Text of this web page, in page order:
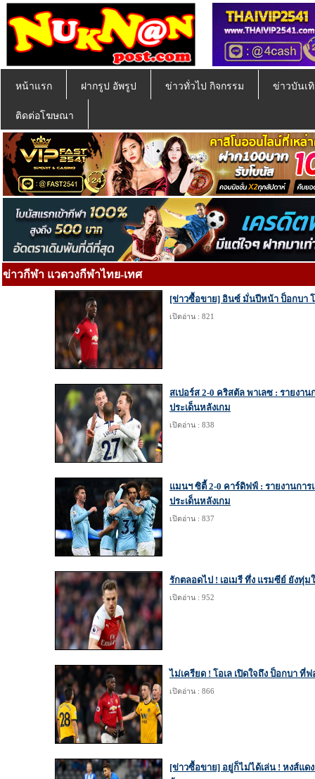
หน้าแรก ฝากรูป อัพรูป ข่าวทั่วไป กิจกรรม ข่าวบันเ
ติดต่อโฆษณา
ข่าวกีฬา แวดวงกีฬาไทย-เทศ
[ข่าวซื้อขาย] อินซ์ มั่นปีหน้า ป็อกบา
เปิดอ่าน : 821
สเปอร์ส 2-0 คริสตัล พาเลซ : รายงา
ประเด็นหลังเกม
เปิดอ่าน : 838
แมนฯ ซิตี้ 2-0 คาร์ดิฟฟ์ : รายงานการ
ประเด็นหลังเกม
เปิดอ่าน : 837
รักตลอดไป ! เอเมรี ทึ่ง แรมซีย์ ยังทุ่
เปิดอ่าน : 952
ไม่เครียด ! โอเล เปิดใจถึง ป็อกบา ที่
เปิดอ่าน : 866
[ข่าวซื้อขาย] อยู่ก็ไม่ได้เล่น ! หงส์แด